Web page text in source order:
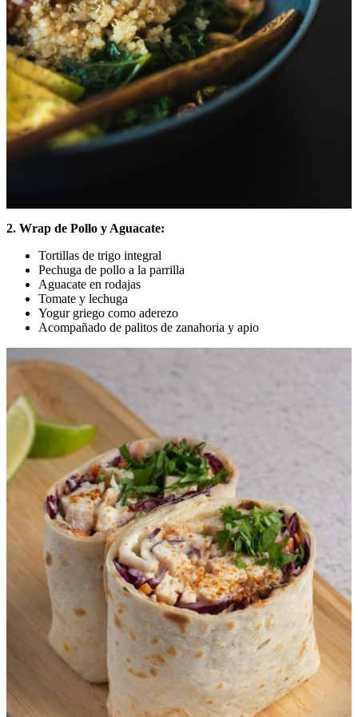
2. Wrap de Pollo y Aguacate:
Tortillas de trigo integral
Pechuga de pollo a la parrilla
Aguacate en rodajas
Tomate y lechuga
Yogur griego como aderezo
Acompañado de palitos de zanahoria y apio